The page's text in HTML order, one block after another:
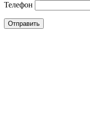
Телефон
Отправить